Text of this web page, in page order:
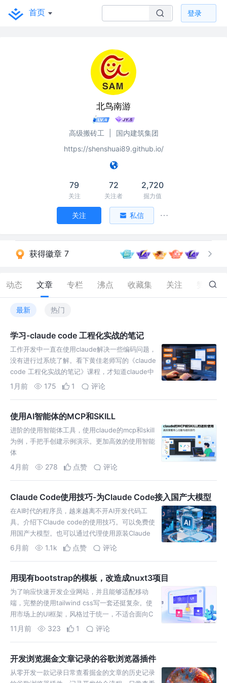
首页 登录
北鸟南游
高级搬砖工
国内建筑集团
https://shenshuai89.github.io/
79
关注
72
关注者
2,720
掘力值
关注 私信
获得徽章 7
动态 文章 专栏 沸点 收藏集 关注 141
最新 热门
学习-claude code 工程化实战的笔记
工作开发中一直在使用claude解决一些编码问题，
没有进行过系统了解。看下黄佳老师写的《claude
code 工程化实战的笔记》课程，才知道claude中
有这么多门道，这么多功能技巧。收益匪浅。以下
1月前 175 1 评论
使用AI智能体的MCP和SKILL
进阶的使用智能体工具，使用claude的mcp和skill
为例，手把手创建示例演示。更加高效的使用智能
体
4月前 278 点赞 评论
Claude Code使用技巧-为Claude Code接入国产大模型
在AI时代的程序员，越来越离不开AI开发代码工
具。介绍下Claude code的使用技巧。可以免费使
用国产大模型。也可以通过代理使用原装Claude
Opus 4和Sonnet 4模型。
6月前 1.1k 点赞 评论
用现有bootstrap的模板，改造成nuxt3项目
为了响应快速开发企业网站，并且能够适配移动
端，完整的使用tailwind css写一套还挺复杂。使
用市场上的UI框架，风格过于统一，不适合面向C
端用户的个性化UI需要，使用bootstrap项目开
11月前 323 1 评论
开发浏览掘金文章记录的谷歌浏览器插件
从零开发一款记录日常查看掘金的文章的历史记录